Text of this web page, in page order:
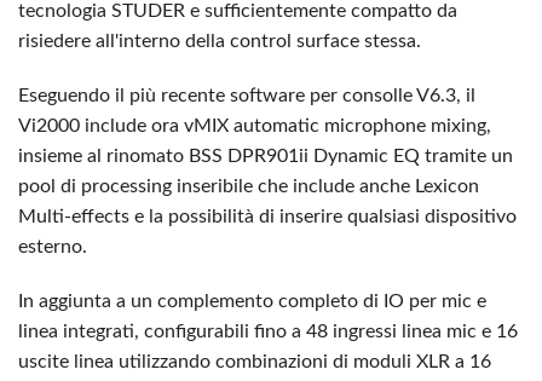
tecnologia STUDER e sufficientemente compatto da
risiedere all'interno della control surface stessa.
Eseguendo il più recente software per consolle V6.3, il
Vi2000 include ora vMIX automatic microphone mixing,
insieme al rinomato BSS DPR901ii Dynamic EQ tramite un
pool di processing inseribile che include anche Lexicon
Multi-effects e la possibilità di inserire qualsiasi dispositivo
esterno.
In aggiunta a un complemento completo di IO per mic e
linea integrati, configurabili fino a 48 ingressi linea mic e 16
uscite linea utilizzando combinazioni di moduli XLR a 16